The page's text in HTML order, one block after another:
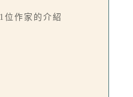
位作家的介紹